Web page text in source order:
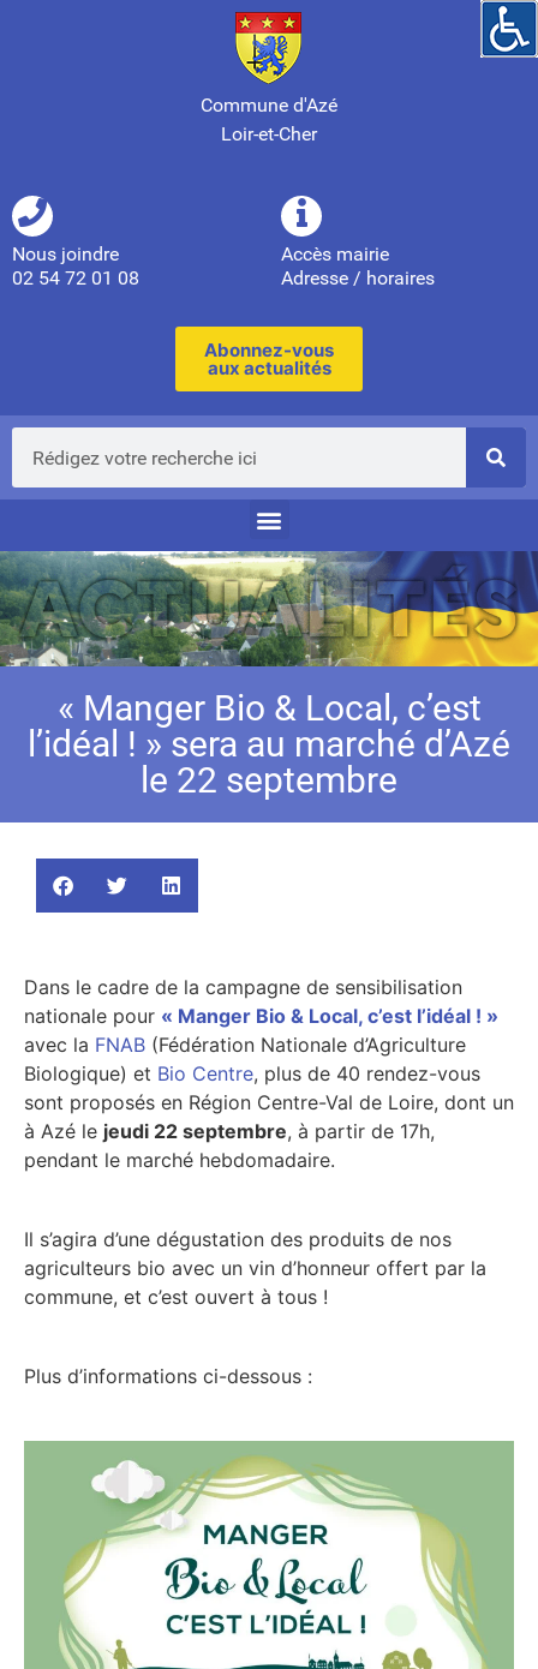
Commune d'Azé
Loir-et-Cher
Nous joindre
02 54 72 01 08
Accès mairie
Adresse / horaires
Abonnez-vous
aux actualités
« Manger Bio & Local, c’est
l’idéal ! » sera au marché d’Azé
le 22 septembre
Dans le cadre de la campagne de sensibilisation
nationale pour « Manger Bio & Local, c’est l’idéal ! »
avec la FNAB (Fédération Nationale d’Agriculture
Biologique) et Bio Centre, plus de 40 rendez-vous
sont proposés en Région Centre-Val de Loire, dont un
à Azé le jeudi 22 septembre, à partir de 17h,
pendant le marché hebdomadaire.
Il s’agira d’une dégustation des produits de nos
agriculteurs bio avec un vin d’honneur offert par la
commune, et c’est ouvert à tous !
Plus d’informations ci-dessous :